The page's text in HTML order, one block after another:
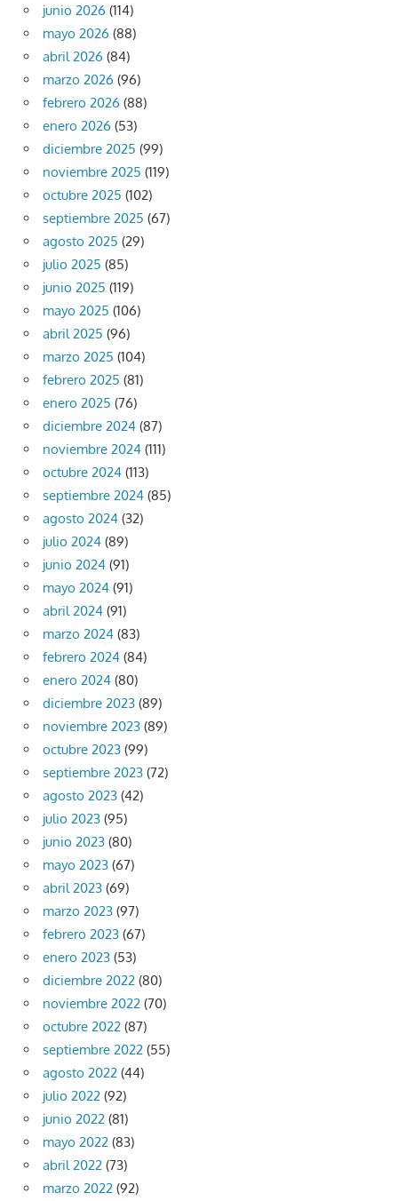
junio 2026 (114)
mayo 2026 (88)
abril 2026 (84)
marzo 2026 (96)
febrero 2026 (88)
enero 2026 (53)
diciembre 2025 (99)
noviembre 2025 (119)
octubre 2025 (102)
septiembre 2025 (67)
agosto 2025 (29)
julio 2025 (85)
junio 2025 (119)
mayo 2025 (106)
abril 2025 (96)
marzo 2025 (104)
febrero 2025 (81)
enero 2025 (76)
diciembre 2024 (87)
noviembre 2024 (111)
octubre 2024 (113)
septiembre 2024 (85)
agosto 2024 (32)
julio 2024 (89)
junio 2024 (91)
mayo 2024 (91)
abril 2024 (91)
marzo 2024 (83)
febrero 2024 (84)
enero 2024 (80)
diciembre 2023 (89)
noviembre 2023 (89)
octubre 2023 (99)
septiembre 2023 (72)
agosto 2023 (42)
julio 2023 (95)
junio 2023 (80)
mayo 2023 (67)
abril 2023 (69)
marzo 2023 (97)
febrero 2023 (67)
enero 2023 (53)
diciembre 2022 (80)
noviembre 2022 (70)
octubre 2022 (87)
septiembre 2022 (55)
agosto 2022 (44)
julio 2022 (92)
junio 2022 (81)
mayo 2022 (83)
abril 2022 (73)
marzo 2022 (92)